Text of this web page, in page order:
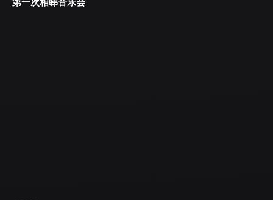
第一次相睇音乐会